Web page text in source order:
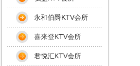
永和伯爵KTV会所
喜来登KTV会所
君悦汇KTV会所